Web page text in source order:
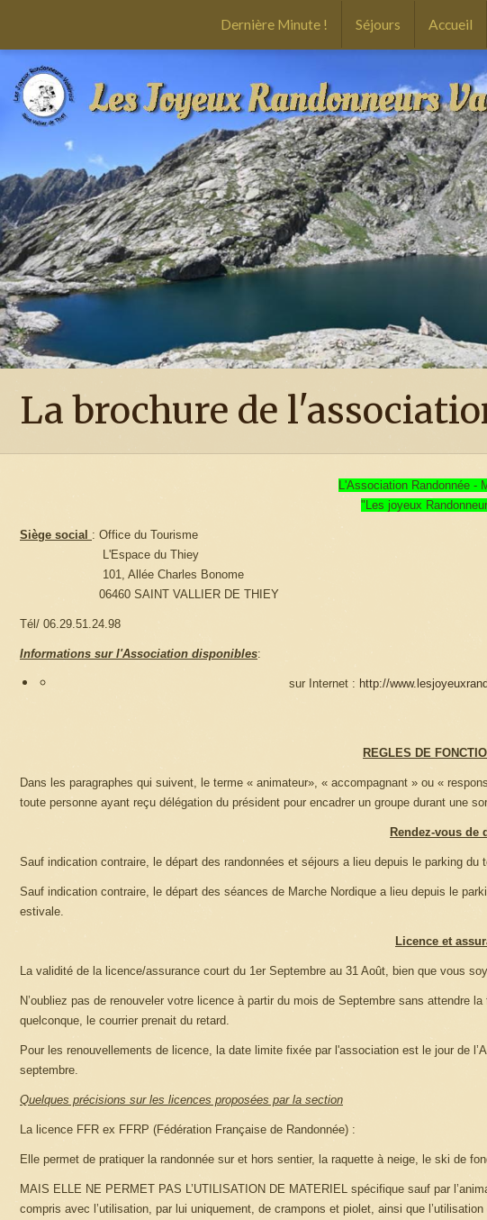
Dernière Minute ! Séjours Accueil
La brochure de
L'Association Randonnée -
"Les joyeux
Siège social : Office du Tourisme
L'Espace du Thiey
101, Allée Charles Bonome
06460 SAINT VALLIER DE THIEY
Tél/ 06.29.51.24.98
Informations sur l'Association disponibles:
sur Internet : http://
REGLES DE
Dans les paragraphes qui suivent, le terme « animateur», « accompagnant » ou «
toute personne ayant reçu délégation du président pour encadrer un groupe durant une
Rendez-vous de
Sauf indication contraire, le départ des randonnées et séjours a lieu depuis le parking du
Sauf indication contraire, le départ des séances de Marche Nordique a lieu depuis le
estivale.
Licence et
La validité de la licence/assurance court du 1er Septembre au 31 Août, bien que vous
N’oubliez pas de renouveler votre licence à partir du mois de Septembre sans attendre
quelconque, le courrier prenait du retard.
Pour les renouvellements de licence, la date limite fixée par l'association est le jour de
septembre.
Quelques précisions sur les licences proposées par la section
La licence FFR ex FFRP (Fédération Française de Randonnée) :
Elle permet de pratiquer la randonnée sur et hors sentier, la raquette à neige, le ski de
MAIS ELLE NE PERMET PAS L’UTILISATION DE MATERIEL spécifique sauf par
compris avec l’utilisation, par lui uniquement, de crampons et piolet, ainsi que